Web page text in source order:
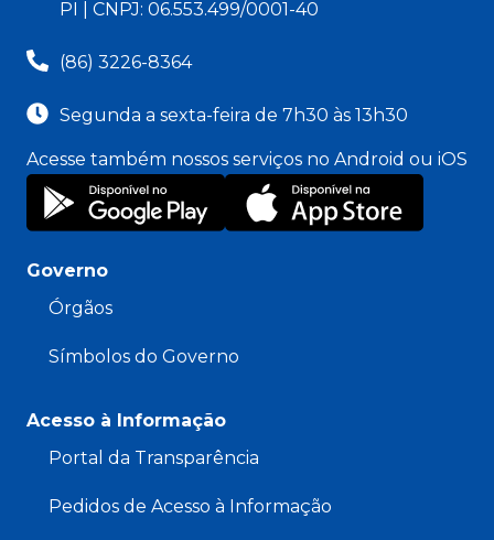
PI | CNPJ: 06.553.499/0001-40
(86) 3226-8364
Segunda a sexta-feira de 7h30 às 13h30
Acesse também nossos serviços no Android ou iOS
Governo
Órgãos
Símbolos do Governo
Acesso à Informação
Portal da Transparência
Pedidos de Acesso à Informação